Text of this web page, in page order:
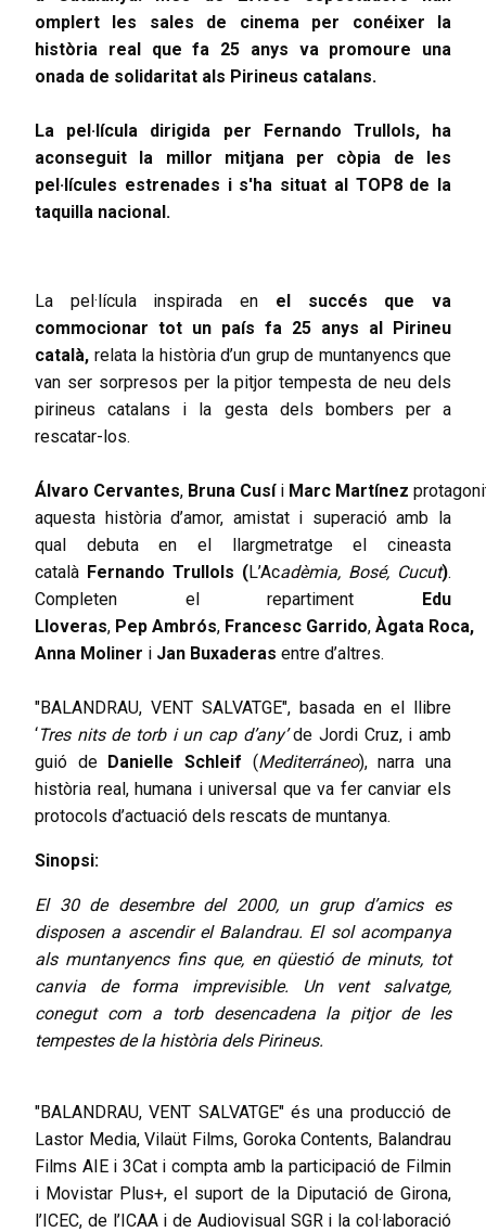
omplert les sales de cinema per conéixer la
història real que fa 25 anys va promoure una
onada de solidaritat als Pirineus catalans.
La pel·lícula dirigida per Fernando Trullols, ha
aconseguit la millor mitjana per còpia de les
pel·lícules estrenades i s'ha situat al TOP8 de la
taquilla nacional.
La pel·lícula inspirada en el succés que va
commocionar tot un país fa 25 anys al Pirineu
català, relata la història d’un grup de muntanyencs que
van ser sorpresos per la pitjor tempesta de neu dels
pirineus catalans i la gesta dels bombers per a
rescatar-los.
Álvaro Cervantes, Bruna Cusí i Marc Martínez
aquesta història d’amor, amistat i superació amb la
qual debuta en el llargmetratge el cineasta
català Fernando Trullols (L’Acadèmia, Bosé, Cucut).
Completen el repartiment Edu
Lloveras, Pep Ambrós, Francesc Garrido, Àgata Roca,
Anna Moliner i Jan Buxaderas entre d’altres.
"BALANDRAU, VENT SALVATGE", basada en el llibre
‘Tres nits de torb i un cap d’any’de Jordi Cruz, i amb
guió de Danielle Schleif (Mediterráneo), narra una
història real, humana i universal que va fer canviar els
protocols d’actuació dels rescats de muntanya.
Sinopsi:
El 30 de desembre del 2000, un grup d’amics es
disposen a ascendir el Balandrau. El sol acompanya
als muntanyencs fins que, en qüestió de minuts, tot
canvia de forma imprevisible. Un vent salvatge,
conegut com a torb desencadena la pitjor de les
tempestes de la història dels Pirineus.
"BALANDRAU, VENT SALVATGE" és una producció de
Lastor Media, Vilaüt Films, Goroka Contents, Balandrau
Films AIE i 3Cat i compta amb la participació de Filmin
i Movistar Plus+, el suport de la Diputació de Girona,
l’ICEC, de l’ICAA i de Audiovisual SGR i la col·laboració